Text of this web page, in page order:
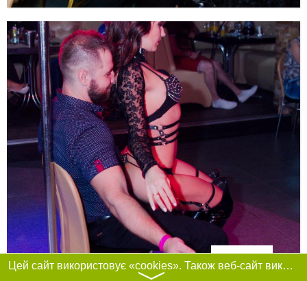
Фільтри
Цей сайт використовує «cookies». Також веб-сайт використовує інтернет-сервіс для збору технічних даних стосовно відвідувачів з метою отримання маркетингової та статистичної інформації. Умови обробки даних відвідувачів сайту див.
〉